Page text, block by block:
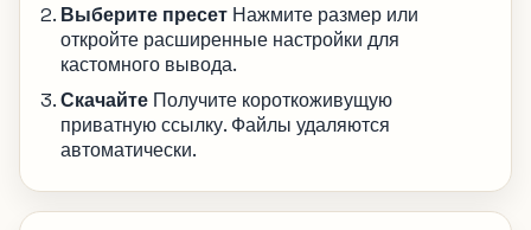
Выберите пресетНажмите размер или
откройте расширенные настройки для
кастомного вывода.
СкачайтеПолучите короткоживущую
приватную ссылку. Файлы удаляются
автоматически.